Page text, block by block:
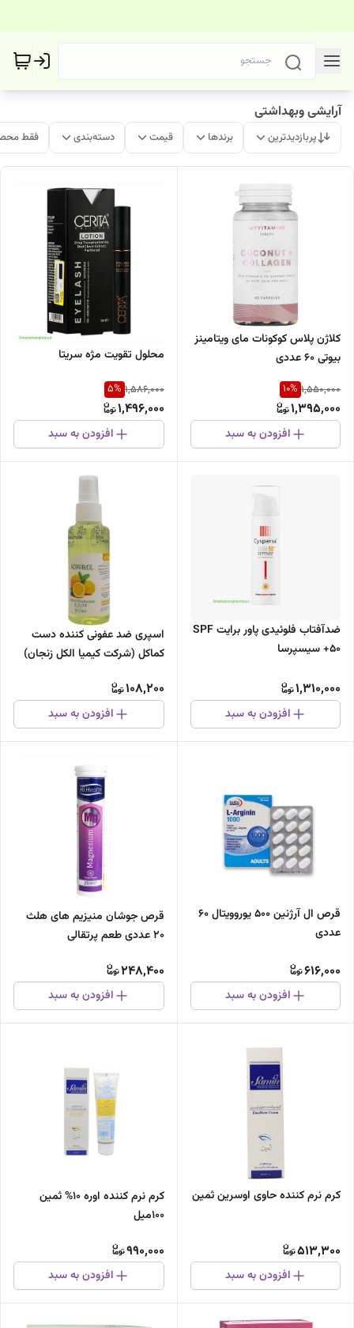
آرایشی وبهداشتی
پربازدیدترین برندها قیمت دسته‌بندی فقط
کلاژن پلاس کوکونات مای ویتامینز
بیوتی 60 عددی
1,550,000
10%
1,395,000
افزودن به سبد
محلول تقویت مژه سریتا
1,586,000
5%
1,496,000
افزودن به سبد
ضدآفتاب فلوئیدی پاور برایت SPF
50+ سیسپرسا
1,310,000
افزودن به سبد
اسپری ضد عفونی کننده دست
کماکل (شرکت کیمیا الکل زنجان)
108,200
افزودن به سبد
قرص ال آرژنین 500 یوروویتال 60
عددی
616,000
افزودن به سبد
قرص جوشان منیزیم های هلث
20 عددی طعم پرتقالی
248,400
افزودن به سبد
کرم نرم کننده حاوی اوسرین ثمین
513,300
افزودن به سبد
کرم نرم کننده اوره 10% ثمین
100میل
990,000
افزودن به سبد